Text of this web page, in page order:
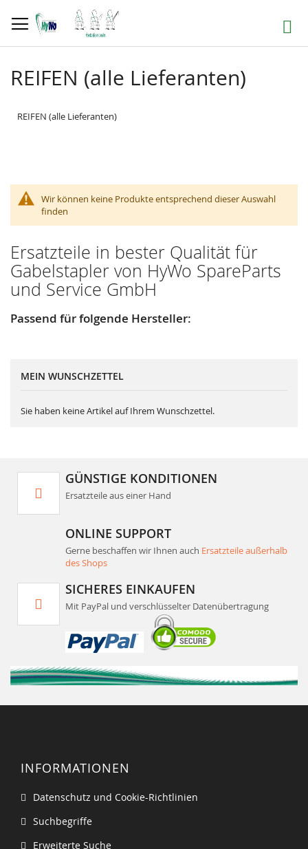
zum
Inhalt
Suche
REIFEN (alle Lieferanten)
REIFEN (alle Lieferanten)
Wir können keine Produkte entsprechend dieser Auswahl
finden
Ersatzteile in bester Qualität für
Gabelstapler von HyWo SpareParts
und Service GmbH
Passend für folgende Hersteller:
MEIN WUNSCHZETTEL
Sie haben keine Artikel auf Ihrem Wunschzettel.
GÜNSTIGE KONDITIONEN
Ersatzteile aus einer Hand
ONLINE SUPPORT
Gerne beschaffen wir Ihnen auch Ersatzteile außerhalb
des Shops
SICHERES EINKAUFEN
Mit PayPal und verschlüsselter Datenübertragung
INFORMATIONEN
Datenschutz und Cookie-Richtlinien
Suchbegriffe
Erweiterte Suche